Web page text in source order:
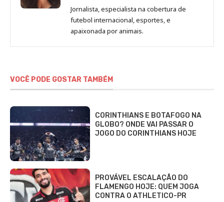
de
Beatriz
Fabbri
Jornalista, especialista na cobertura de
futebol internacional, esportes, e
apaixonada por animais.
VOCÊ PODE GOSTAR TAMBÉM
CORINTHIANS E BOTAFOGO NA
GLOBO? ONDE VAI PASSAR O
JOGO DO CORINTHIANS HOJE
PROVÁVEL ESCALAÇÃO DO
FLAMENGO HOJE: QUEM JOGA
CONTRA O ATHLETICO-PR